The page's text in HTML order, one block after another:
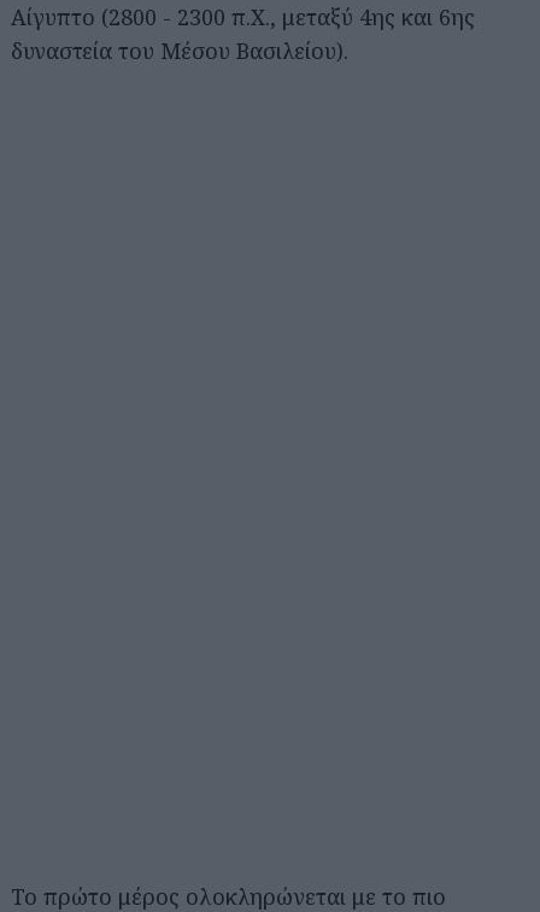
Αίγυπτο (2800 - 2300 π.Χ., μεταξύ 4ης και 6ης
δυναστεία του Μέσου Βασιλείου).
Το πρώτο μέρος ολοκληρώνεται με το πιο